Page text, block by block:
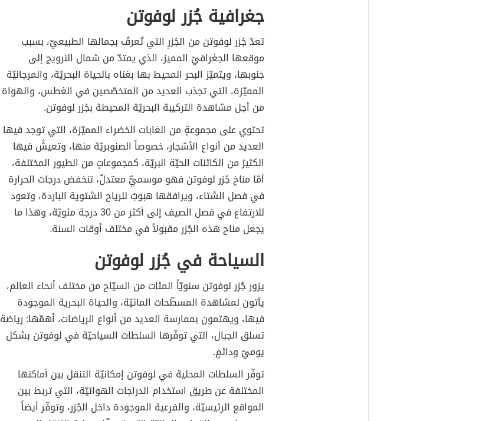
جغرافية جُزر لوفوتن
تعدّ جُزر لوفوتن من الجُزرِ التي تُعرفُ بجمالها الطبيعيّ، بسبب
موقعها الجغرافيّ المميز، الذي يمتدّ من شمال النرويج إلى
جنوبها، ويتميّز البحر المحيط بها بغناه بالحياة البحريّة، والمرجانيّة
المميّزة، التي تجذب العديد من المتخصّصين في الغطس، والهواة
من أجل مشاهدة التركيبة البحريّة المحيطة بجُزر لوفوتن.
تحتوي على مجموعةٍ من الغابات الخضراء المميّزة، التي توجد فيها
العديد من أنواع الأشجار، خصوصاً الصنوبريّة منها، وتعيشُ فيها
الكثيرُ من الكائنات الحيّة البريّة، كمجموعاتٍ من الطيور المختلفة،
أمّا مناخ جُزر لوفوتن فهو موسميٌّ معتدلٌ، تنخفض درجات الحرارة
في فصل الشتاء، ويرافقها هبوبٌ للرياح الشتوية الباردة، وتعود
للارتفاع في فصل الصيف إلى أكثر من 30 درجة مئويّة، وهذا ما
يجعل مناح هذه الجُزر مقبولاً في مختلف أوقات السنة.
السياحة في جُزر لوفوتن
يزور جُزر لوفوتن سنويّاً المئات من السيّاح من مختلف أنحاء العالم،
يأتون لمشاهدة المسطّحات المائيّة، والحياة البحرية الموجودة
فيها، ويهتمون بممارسة العديد من أنواع الرياضات، أهمّها: رياضة
تسلق الجبال، التي توفّرها السلطات السياحيّة في لوفوتن بشكل
يوميّ ودائمٍ.
توفّر السلطات المحلية في لوفوتن إمكانيّة التنقل بين أماكنها
المختلفة عن طريق استخدام الدراجات الهوائيّة، التي تربط بين
المواقع الرئيسيّة، والفرعية الموجودة داخل الجُزر، وتوفّر أيضاً